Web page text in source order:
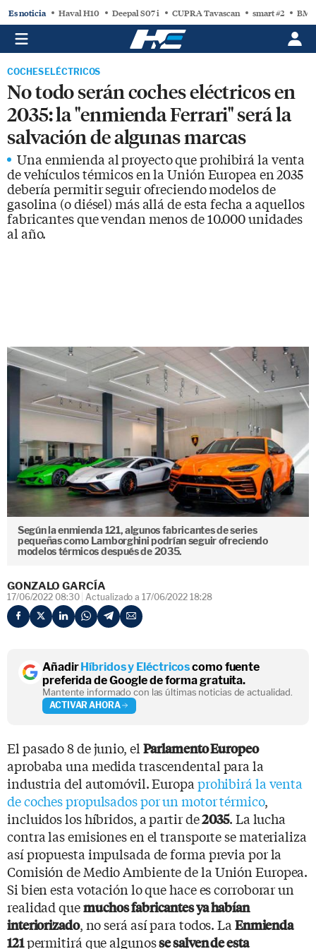
Es noticia Haval H10 Deepal S07 i CUPRA Tavascan smart #2
COCHES ELÉCTRICOS
No todo serán coches eléctricos en
2035: la "enmienda Ferrari" será la
salvación de algunas marcas
Una enmienda al proyecto que prohibirá la venta
de vehículos térmicos en la Unión Europea en 2035
debería permitir seguir ofreciendo modelos de
gasolina (o diésel) más allá de esta fecha a aquellos
fabricantes que vendan menos de 10.000 unidades
al año.
Según la enmienda 121, algunos fabricantes de series
pequeñas como Lamborghini podrían seguir ofreciendo
modelos térmicos después de 2035.
GONZALO GARCÍA
17/06/2022 08:30 Actualizado a 17/06/2022 18:28
AñadirHíbridos y Eléctricoscomo fuente
preferida de Google de forma gratuita.
Mantente informado con las últimas noticias de actualidad.
ACTIVAR AHORA
El pasado 8 de junio, el Parlamento Europeo
aprobaba una medida trascendental para la
industria del automóvil. Europa prohibirá la venta
de coches propulsados por un motor térmico,
incluidos los híbridos, a partir de2035. La lucha
contra las emisiones en el transporte se materializa
así propuesta impulsada de forma previa por la
Comisión de Medio Ambiente de la Unión Europea.
Si bien esta votación lo que hace es corroborar un
realidad quemuchos fabricantes ya habían
interiorizado, no será así para todos. La Enmienda
121permitirá que algunosse salven de esta